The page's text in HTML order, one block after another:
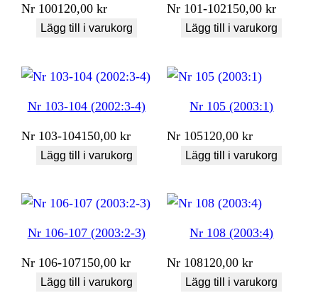
Nr 100120,00kr
Lägg till i varukorg
Nr 101-102150,00kr
Lägg till i varukorg
Nr 103-104 (2002:3-4)
Nr 103-104150,00kr
Lägg till i varukorg
Nr 105 (2003:1)
Nr 105120,00kr
Lägg till i varukorg
Nr 106-107 (2003:2-3)
Nr 106-107150,00kr
Lägg till i varukorg
Nr 108 (2003:4)
Nr 108120,00kr
Lägg till i varukorg